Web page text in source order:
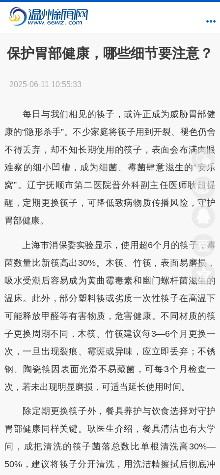
保护胃部健康，哪些细节要注意？
2025-06-11 10:55:33
每日与我们相见的筷子，或许正成为威胁胃部健
康的“隐形杀手”。不少家庭将筷子用到开裂、褪色仍舍
不得丢弃，却不知长期使用的筷子，表面会布满肉眼
难察的细小凹槽，成为细菌、霉菌肆意滋生的“安乐
窝”。辽宁抚顺市第二医院普外科副主任医师耿超提
醒，定期更换筷子，可降低致病物质传播风险，守护
胃部健康。
上海市消保委实验显示，使用超6个月的筷子，霉
菌数量比新筷高出30%。木筷、竹筷，表面易磨损，
吸水受潮后容易成为黄曲霉毒素和幽门螺杆菌滋生的
温床。此外，部分塑料筷或劣质一次性筷子在高温下
可能释放甲醛等有害物质，危害健康。不同材质的筷
子更换周期不同，木筷、竹筷建议每3—6个月更换一
次，一旦出现裂痕、霉斑或异味，应立即丢弃；不锈
钢、陶瓷筷因表面光滑不易藏菌，可每3个月检查一
次，若未出现明显磨损，可适当延长使用时间。
除定期更换筷子外，餐具养护与饮食选择对守护
胃部健康同样关键。耿医生介绍，餐具清洁也有大学
问，成把清洗的筷子菌落总数比单根清洗高30%—
50%，建议将筷子分开清洗，用洗洁精擦拭后彻底冲